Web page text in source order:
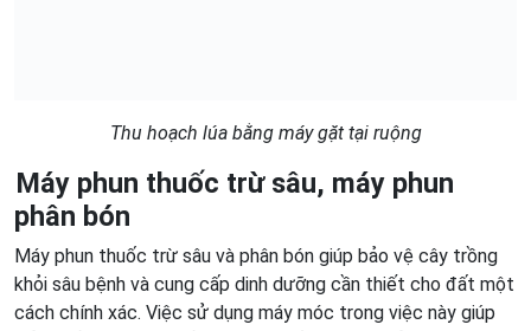
Thu hoạch lúa bằng máy gặt tại ruộng
Máy phun thuốc trừ sâu, máy phun
phân bón
Máy phun thuốc trừ sâu và phân bón giúp bảo vệ cây trồng
khỏi sâu bệnh và cung cấp dinh dưỡng cần thiết cho đất một
cách chính xác. Việc sử dụng máy móc trong việc này giúp